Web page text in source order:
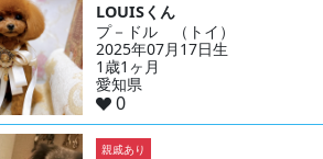
LOUISくん
プ－ドル （トイ）
2025年07月17日生
1歳1ヶ月
愛知県
0
親戚あり